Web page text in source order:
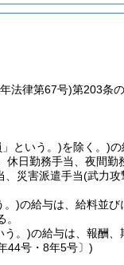
法律第67号)第203条
という。)を除く。)の
日勤務手当、夜間
、災害派遣手当(武力攻
。)の給与は、給料並
う。)の給与は、報酬、
44号・8年5号〕)